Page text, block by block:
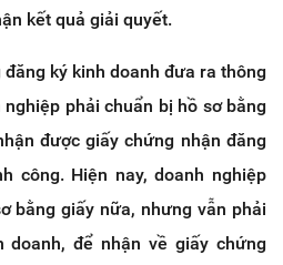
kết quả giải quyết.
ký kinh doanh đưa ra thông
phải chuẩn bị hồ sơ bằng
được giấy chứng nhận đăng
công. Hiện nay, doanh nghiệp
bằng giấy nữa, nhưng vẫn phải
doanh, để nhận về giấy chứng